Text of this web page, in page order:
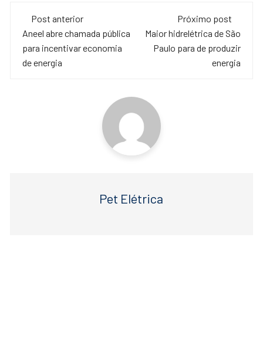
e
b
o
er s
A
Navegação
de
post
Post anterior
Aneel abre chamada pública
para incentivar economia
de energia
Próximo post
Maior hidrelétrica de São
Paulo para de produzir
energia
Pet Elétrica